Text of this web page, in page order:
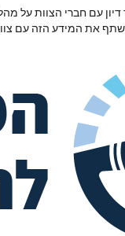
דיון עם חברי הצוות על
את המידע הזה עם